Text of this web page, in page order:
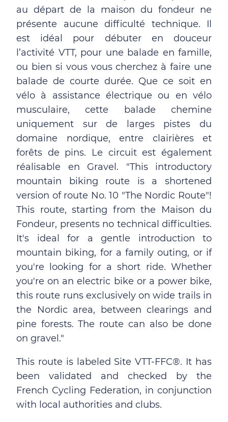
au départ de la maison du fondeur ne
présente aucune difficulté technique. Il
est idéal pour débuter en douceur
l’activité VTT, pour une balade en famille,
ou bien si vous vous cherchez à faire une
balade de courte durée. Que ce soit en
vélo à assistance électrique ou en vélo
musculaire, cette balade chemine
uniquement sur de larges pistes du
domaine nordique, entre clairières et
forêts de pins. Le circuit est également
réalisable en Gravel. "This introductory
mountain biking route is a shortened
version of route No. 10 "The Nordic Route"!
This route, starting from the Maison du
Fondeur, presents no technical difficulties.
It's ideal for a gentle introduction to
mountain biking, for a family outing, or if
you're looking for a short ride. Whether
you're on an electric bike or a power bike,
this route runs exclusively on wide trails in
the Nordic area, between clearings and
pine forests. The route can also be done
on gravel."
This route is labeled Site VTT-FFC®. It has
been validated and checked by the
French Cycling Federation, in conjunction
with local authorities and clubs.